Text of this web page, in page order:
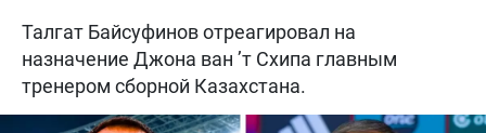
Талгат Байсуфинов отреагировал на
назначение Джона ван ’т Схипа главным
тренером сборной Казахстана.